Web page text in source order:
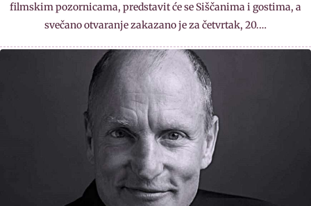
filmskim pozornicama, predstavit će se Siščanima i gostima, a
svečano otvaranje zakazano je za četvrtak, 20.…